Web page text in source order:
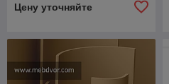
Цену уточняйте